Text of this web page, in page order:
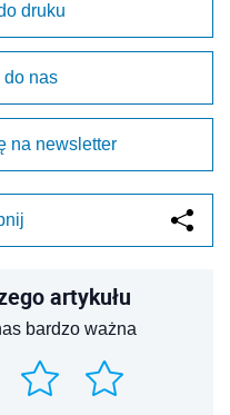
druku
do nas
na newsletter
artykułu
bardzo ważna